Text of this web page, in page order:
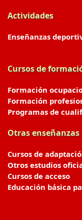
Actividades
Enseñanzas
Cursos de
Formación
Formación
Programas de
Otras enseñanzas
Cursos de
Otros estudios
Cursos de acceso
Educación básica